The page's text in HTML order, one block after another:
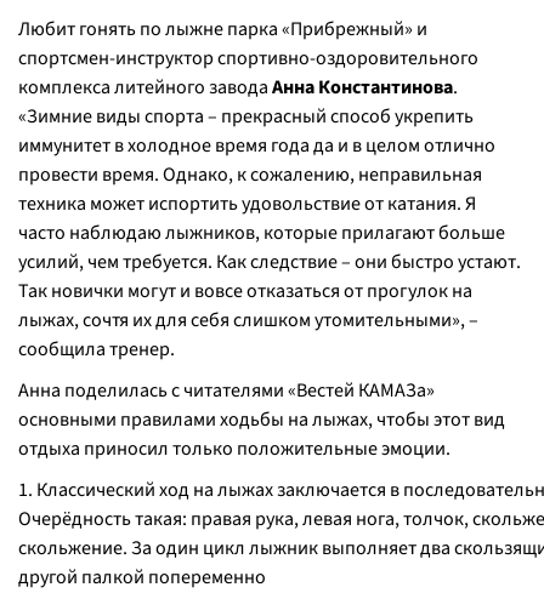
Любит гонять по лыжне парка «Прибрежный» и
спортсмен-инструктор спортивно-оздоровительного
комплекса литейного заводаАнна Константинова.
«Зимние виды спорта – прекрасный способ укрепить
иммунитет в холодное время года да и в целом отлично
провести время. Однако, к сожалению, неправильная
техника может испортить удовольствие от катания. Я
часто наблюдаю лыжников, которые прилагают больше
усилий, чем требуется. Как следствие – они быстро устают.
Так новички могут и вовсе отказаться от прогулок на
лыжах, сочтя их для себя слишком утомительными», –
сообщила тренер.
Анна поделилась с читателями «Вестей КАМАЗа»
основными правилами ходьбы на лыжах, чтобы этот вид
отдыха приносил только положительные эмоции.
1. Классический ход на лыжах заключается в
Очерёдность такая: правая рука, левая нога, толчок,
скольжение. За один цикл лыжник выполняет два
другой палкой попеременно